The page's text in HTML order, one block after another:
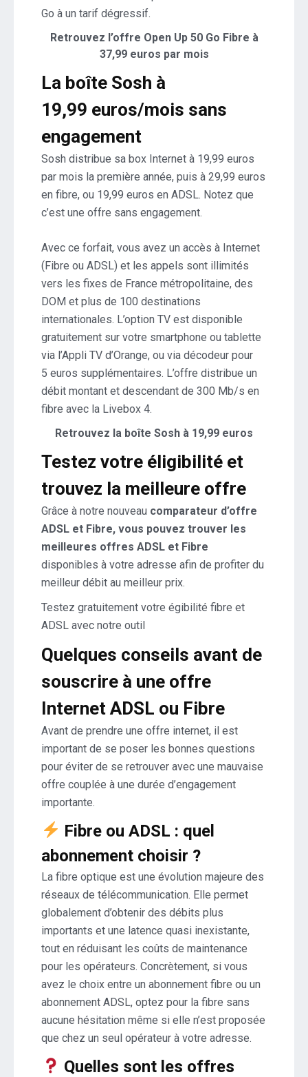
Go à un tarif dégressif.
Retrouvez l’offre Open Up 50 Go Fibre à
37,99 euros par mois
La boîte Sosh à
19,99 euros/mois sans
engagement
Sosh distribue sa box Internet à 19,99 euros
par mois la première année, puis à 29,99 euros
en fibre, ou 19,99 euros en ADSL. Notez que
c’est une offre sans engagement.
Avec ce forfait, vous avez un accès à Internet
(Fibre ou ADSL) et les appels sont illimités
vers les fixes de France métropolitaine, des
DOM et plus de 100 destinations
internationales. L’option TV est disponible
gratuitement sur votre smartphone ou tablette
via l’Appli TV d’Orange, ou via décodeur pour
5 euros supplémentaires. L’offre distribue un
débit montant et descendant de 300 Mb/s en
fibre avec la Livebox 4.
Retrouvez la boîte Sosh à 19,99 euros
Testez votre éligibilité et
trouvez la meilleure offre
Grâce à notre nouveau comparateur d’offre
ADSL et Fibre, vous pouvez trouver les
meilleures offres ADSL et Fibre
disponibles à votre adresse afin de profiter du
meilleur débit au meilleur prix.
Testez gratuitement votre égibilité fibre et
ADSL avec notre outil
Quelques conseils avant de
souscrire à une offre
Internet ADSL ou Fibre
Avant de prendre une offre internet, il est
important de se poser les bonnes questions
pour éviter de se retrouver avec une mauvaise
offre couplée à une durée d’engagement
importante.
Fibre ou ADSL : quel
abonnement choisir ?
La fibre optique est une évolution majeure des
réseaux de télécommunication. Elle permet
globalement d’obtenir des débits plus
importants et une latence quasi inexistante,
tout en réduisant les coûts de maintenance
pour les opérateurs. Concrètement, si vous
avez le choix entre un abonnement fibre ou un
abonnement ADSL, optez pour la fibre sans
aucune hésitation même si elle n’est proposée
que chez un seul opérateur à votre adresse.
Quelles sont les offres